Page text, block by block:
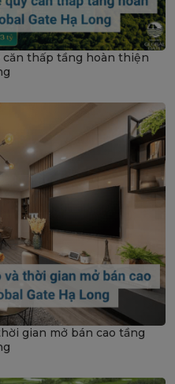
thấp tầng hoàn thiện
gian mở bán cao tầng